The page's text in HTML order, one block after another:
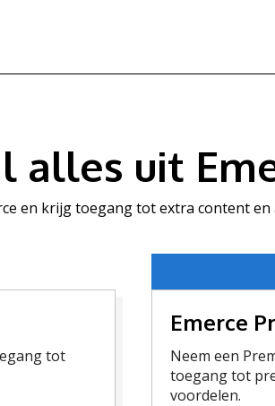
alles uit
en krijg toegang tot extra content en
tot
Emerce
Neem een
toegang tot
voordelen.